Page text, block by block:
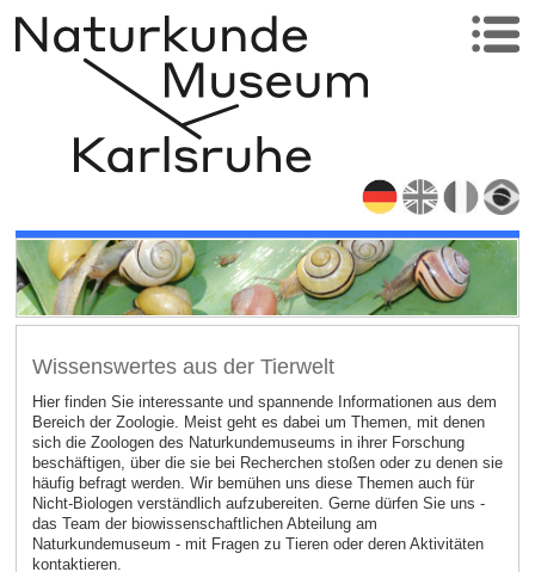
Wissenswertes aus der Tierwelt
Hier finden Sie interessante und spannende Informationen aus dem
Bereich der Zoologie. Meist geht es dabei um Themen, mit denen
sich die Zoologen des Naturkundemuseums in ihrer Forschung
beschäftigen, über die sie bei Recherchen stoßen oder zu denen sie
häufig befragt werden. Wir bemühen uns diese Themen auch für
Nicht-Biologen verständlich aufzubereiten. Gerne dürfen Sie uns -
das Team der biowissenschaftlichen Abteilung am
Naturkundemuseum - mit Fragen zu Tieren oder deren Aktivitäten
kontaktieren.